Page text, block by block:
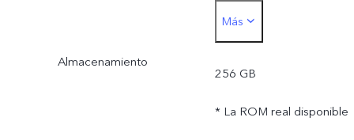
aplicaciones
Más
Almacenamiento
256 GB
* La ROM real disponible